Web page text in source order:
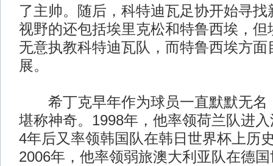
了主帅。随后，科特迪瓦足协开始寻
视野的还包括埃里克松和特鲁西埃，但
无意执教科特迪瓦队，而特鲁西埃方面
展。
希丁克早年作为球员一直默默无名
堪称神奇。1998年，他率领荷兰队进
4年后又率领韩国队在韩日世界杯上历
2006年，他率领弱旅澳大利亚队在德